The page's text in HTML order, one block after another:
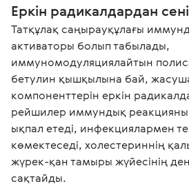
Еркін радикалдардан
Татқұлақ саңырауқұлағы
активаторы болып табылады,
иммуномодуляциялайтын
бетулин қышқылына бай,
компоненттерін еркін
рейшилер иммундық реакцияны
ықпал етеді, инфекциялармен
көмектеседі, холестериннің
жүрек-қан тамыры жүйесінің
сақтайды.